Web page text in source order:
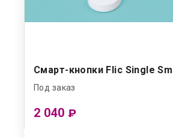
Смарт-кнопки Flic Single
Под заказ
2 040 ₽